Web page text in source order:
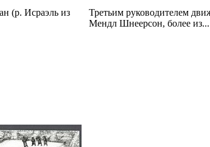
(р. Исраэль из
Третьим руководителем
Мендл Шнеерсон, более из...